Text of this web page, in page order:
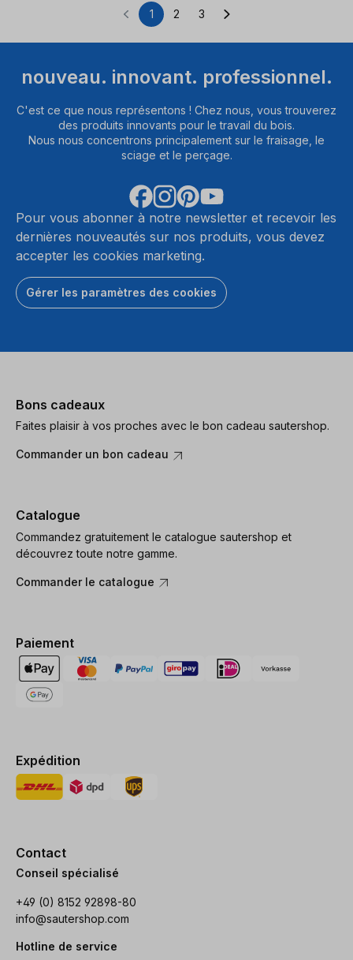
Page
1 Page
2 Page
3
nouveau. innovant. professionnel.
C'est ce que nous représentons ! Chez nous, vous trouverez
des produits innovants pour le travail du bois.
Nous nous concentrons principalement sur le fraisage, le
sciage et le perçage.
Pour vous abonner à notre newsletter et recevoir les
dernières nouveautés sur nos produits, vous devez
accepter les cookies marketing.
Gérer les paramètres des cookies
Bons cadeaux
Faites plaisir à vos proches avec le bon cadeau sautershop.
Commander un bon cadeau
Catalogue
Commandez gratuitement le catalogue sautershop et
découvrez toute notre gamme.
Commander le catalogue
Paiement
Expédition
Contact
Conseil spécialisé
+49 (0) 8152 92898-80
info@sautershop.com
Hotline de service